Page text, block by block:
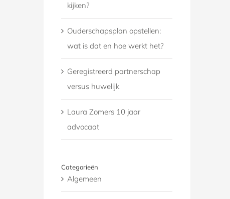
kijken?
Ouderschapsplan opstellen:
wat is dat en hoe werkt het?
Geregistreerd partnerschap
versus huwelijk
Laura Zomers 10 jaar
advocaat
Categorieën
Algemeen